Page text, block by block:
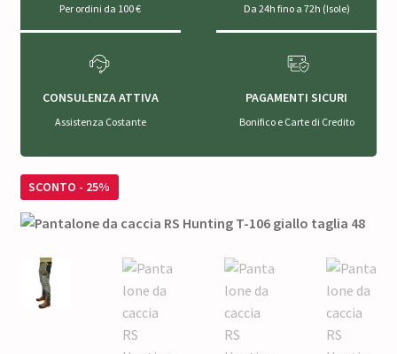
Per ordini da 100 € Da 24h fino a 72h (Isole)
CONSULENZA ATTIVA
Assistenza Costante
PAGAMENTI SICURI
Bonifico e Carte di Credito
SCONTO - 25%